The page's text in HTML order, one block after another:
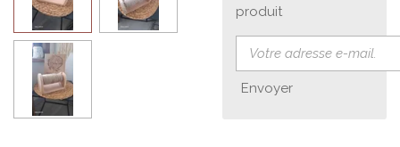
produit
Envoyer